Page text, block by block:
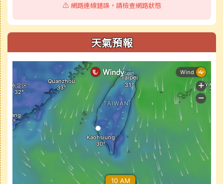
⚠️ 網路連線錯誤，請檢查網路狀態
天氣預報